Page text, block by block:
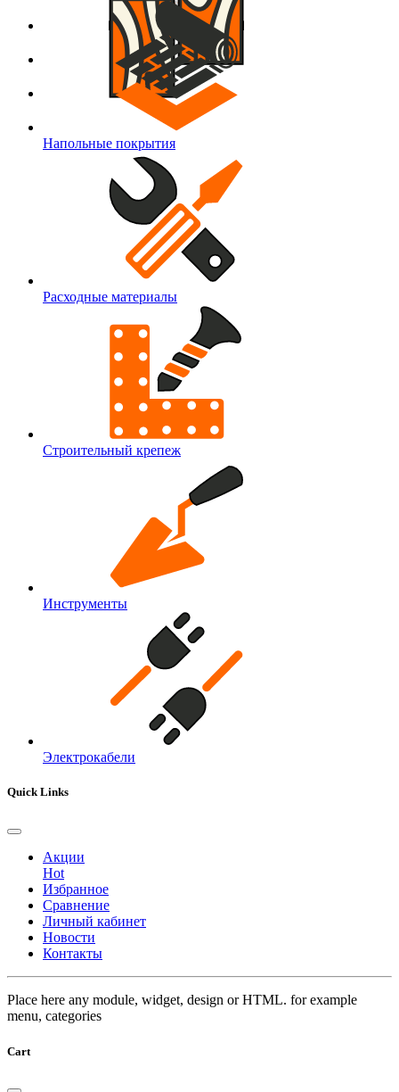
Напольные покрытия
Расходные материалы
Строительный крепеж
Инструменты
Электрокабели
Quick Links
Акции
Hot
Избранное
Сравнение
Личный кабинет
Новости
Контакты
Place here any module, widget, design or HTML. for example
menu, categories
Cart